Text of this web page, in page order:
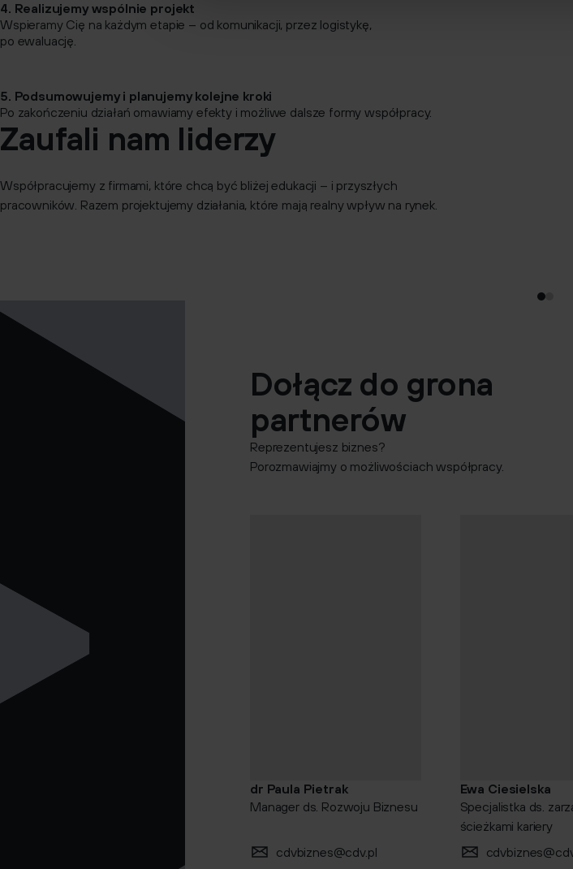
4. Realizujemy wspólnie projekt
Wspieramy Cię na każdym etapie – od komunikacji, przez logistykę,
po ewaluację.
5. Podsumowujemy i planujemy kolejne kroki
Po zakończeniu działań omawiamy efekty i możliwe dalsze formy współpracy.
Zaufali nam liderzy
Współpracujemy z firmami, które chcą być bliżej edukacji – i przyszłych
pracowników. Razem projektujemy działania, które mają realny wpływ na rynek.
1
Dołącz do grona
partnerów
Reprezentujesz biznes?
Porozmawiajmy o możliwościach współpracy.
dr Paula Pietrak
Manager ds. Rozwoju Biznesu
cdvbiznes@cdv.pl
Ewa Ciesielska
Specjalistka ds.
ścieżkami kariery